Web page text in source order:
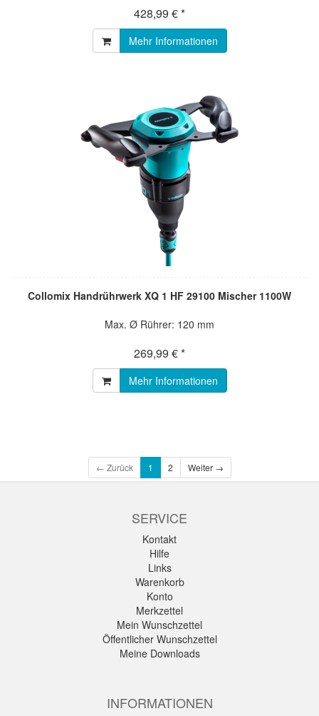
428,99 € *
Mehr Informationen
Collomix Handrührwerk XQ 1 HF 29100 Mischer 1100W
Max. Ø Rührer: 120 mm
269,99 € *
Mehr Informationen
← Zurück 1 2 Weiter →
SERVICE
Kontakt
Hilfe
Links
Warenkorb
Konto
Merkzettel
Mein Wunschzettel
Öffentlicher Wunschzettel
Meine Downloads
INFORMATIONEN